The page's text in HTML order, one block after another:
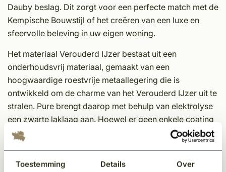
Toestemming Details Over
Dauby beslag. Dit zorgt voor een perfecte match met de
Kempische Bouwstijl of het creëren van een luxe en
sfeervolle beleving in uw eigen woning.
Het materiaal Verouderd IJzer bestaat uit een
onderhoudsvrij materiaal, gemaakt van een
hoogwaardige roestvrije metaallegering die is
ontwikkeld om de charme van het Verouderd IJzer uit te
stralen. Pure brengt daarop met behulp van elektrolyse
een zwarte laklaag aan. Hoewel er geen enkele coating
bestaat die volledig krasvrij is, staat deze techniek
Eigenschappen Dauby decoratief beslag;